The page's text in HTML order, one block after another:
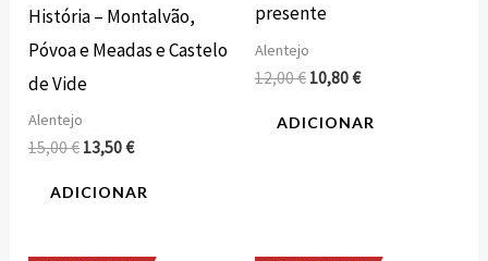
História – Montalvão,
Póvoa e Meadas e Castelo
de Vide
Alentejo
15,00€ 13,50€
ADICIONAR
presente
Alentejo
12,00€ 10,80€
ADICIONAR